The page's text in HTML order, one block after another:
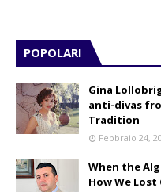
POPOLARI
Gina
anti-divas
Tradition
Febbraio 24,
When the
How We